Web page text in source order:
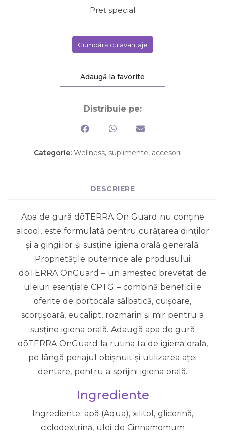
Preț special
Cumpără cu avantaje
Adaugă la favorite
Distribuie pe:
Categorie: Wellness, suplimente, accesorii
DESCRIERE
Apa de gură dōTERRA On Guard nu conține
alcool, este formulată pentru curățarea dinților
și a gingiilor și susține igiena orală generală.
Proprietățile puternice ale produsului
dōTERRA OnGuard – un amestec brevetat de
uleiuri esențiale CPTG – combină beneficiile
oferite de portocala sălbatică, cuișoare,
scorțișoară, eucalipt, rozmarin și mir pentru a
susține igiena orală. Adaugă apa de gură
dōTERRA OnGuard la rutina ta de igienă orală,
pe lângă periajul obișnuit și utilizarea aței
dentare, pentru a sprijini igiena orală.
Ingrediente
Ingrediente: apă (Aqua), xilitol, glicerină,
ciclodextrină, ulei de Cinnamomum